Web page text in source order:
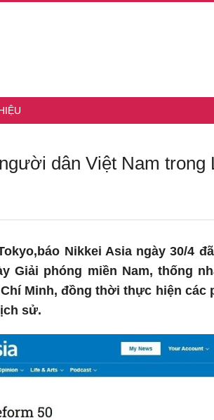
dân Việt Nam trong
Nikkei Asia ngày 30/4
Giải phóng miền Nam, thống
Minh, đồng thời thực hiện các
sử.